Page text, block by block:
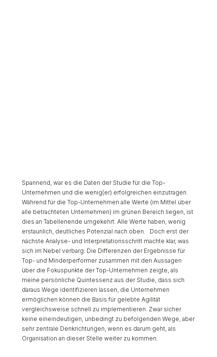
Spannend, war es die Daten der Studie für die Top-
Unternehmen und die wenig(er) erfolgreichen einzutragen.
Während für die Top-Unternehmen alle Werte (im Mittel über
alle betrachteten Unternehmen) im grünen Bereich liegen, ist
dies an Tabellenende umgekehrt. Alle Werte haben, wenig
erstaunlich, deutliches Potenzial nach oben. Doch erst der
nächste Analyse- und Interpretationsschritt machte klar, was
sich im Nebel verbarg: Die Differenzen der Ergebnisse für
Top- und Minderperformer zusammen mit den Aussagen
über die Fokuspunkte der Top-Unternehmen zeigte, als
meine persönliche Quintessenz aus der Studie, dass sich
daraus Wege identifizieren lassen, die Unternehmen
ermöglichen können die Basis für gelebte Agilität
vergleichsweise schnell zu implementieren. Zwar sicher
keine eineindeutigen, unbedingt zu befolgenden Wege, aber
sehr zentrale Denkrichtungen, wenn es darum geht, als
Organisation an dieser Stelle weiter zu kommen.